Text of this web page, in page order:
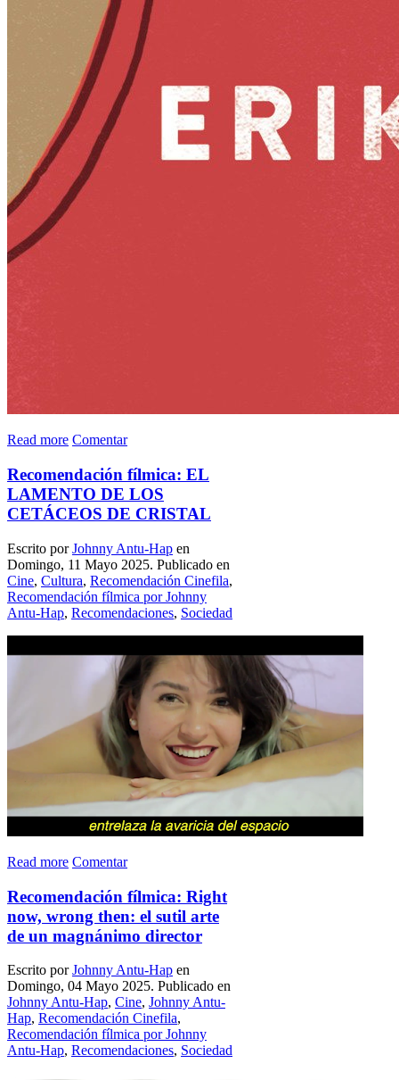
Read more Comentar
Recomendación fílmica: EL
LAMENTO DE LOS
CETÁCEOS DE CRISTAL
Escrito porJohnny Antu-Hap en
Domingo, 11 Mayo 2025. Publicado en
Cine, Cultura, Recomendación Cinefila,
Recomendación fílmica por Johnny
Antu-Hap, Recomendaciones, Sociedad
Read more Comentar
Recomendación fílmica: Right
now, wrong then: el sutil arte
de un magnánimo director
Escrito porJohnny Antu-Hap en
Domingo, 04 Mayo 2025. Publicado en
Johnny Antu-Hap, Cine, Johnny Antu-
Hap, Recomendación Cinefila,
Recomendación fílmica por Johnny
Antu-Hap, Recomendaciones, Sociedad